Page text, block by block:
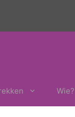
Wie?